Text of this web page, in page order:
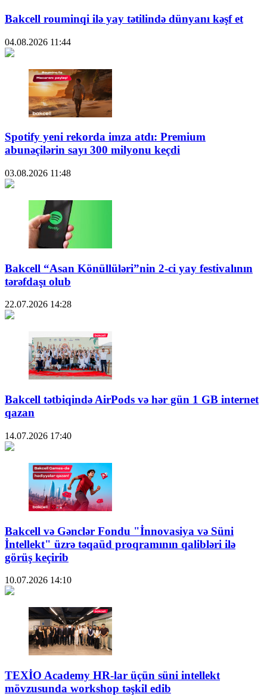
Bakcell rouminqi ilə yay tətilində dünyanı kəşf et
04.08.2026 11:44
Spotify yeni rekorda imza atdı: Premium
abunəçilərin sayı 300 milyonu keçdi
03.08.2026 11:48
Bakcell “Asan Könüllüləri”nin 2-ci yay festivalının
tərəfdaşı olub
22.07.2026 14:28
Bakcell tətbiqində AirPods və hər gün 1 GB internet
qazan
14.07.2026 17:40
Bakcell və Gənclər Fondu "İnnovasiya və Süni
İntellekt" üzrə təqaüd proqramının qalibləri ilə
görüş keçirib
10.07.2026 14:10
TEXİO Academy HR-lar üçün süni intellekt
mövzusunda workshop təşkil edib